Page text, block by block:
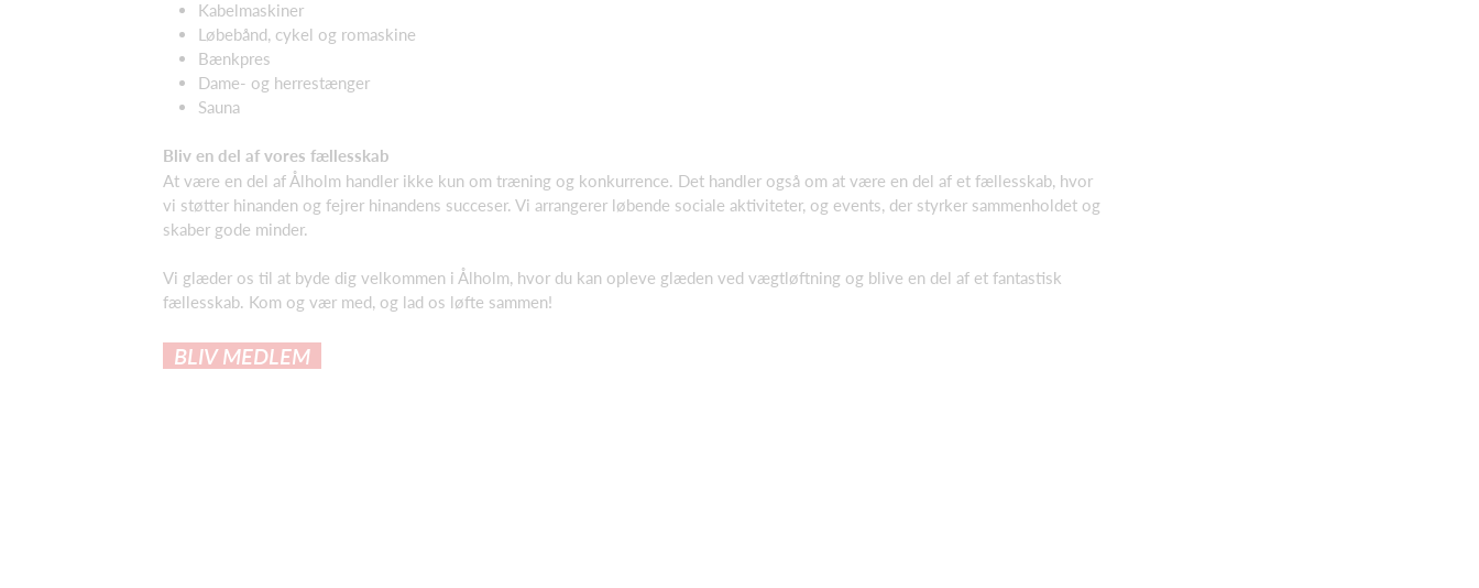
Kabelmaskiner
Løbebånd, cykel og romaskine
Bænkpres
Dame- og herrestænger
Sauna
Bliv en del af vores fællesskab
At være en del af Ålholm handler ikke kun om træning og konkurrence. Det handler også om at være en del af et fællesskab, hvor
vi støtter hinanden og fejrer hinandens succeser. Vi arrangerer løbende sociale aktiviteter, og events, der styrker sammenholdet og
skaber gode minder.
Vi glæder os til at byde dig velkommen i Ålholm, hvor du kan opleve glæden ved vægtløftning og blive en del af et fantastisk
fællesskab. Kom og vær med, og lad os løfte sammen!
BLIV MEDLEM